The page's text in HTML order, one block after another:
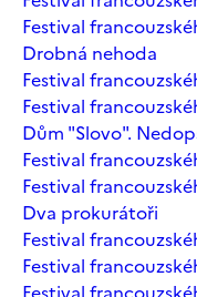
Festival
Drobná nehoda
Festival
Festival
Dům "Slovo".
Festival
Festival
Dva prokurátoři
Festival
Festival